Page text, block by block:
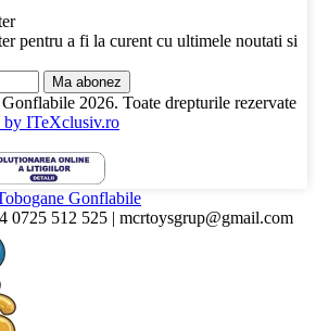
pentru a fi la curent cu ultimele noutati si
Ma abonez
2026. Toate drepturile rezervate
by ITeXclusiv.ro
Gonflabile
0725 512 525 | mcrtoysgrup@gmail.com